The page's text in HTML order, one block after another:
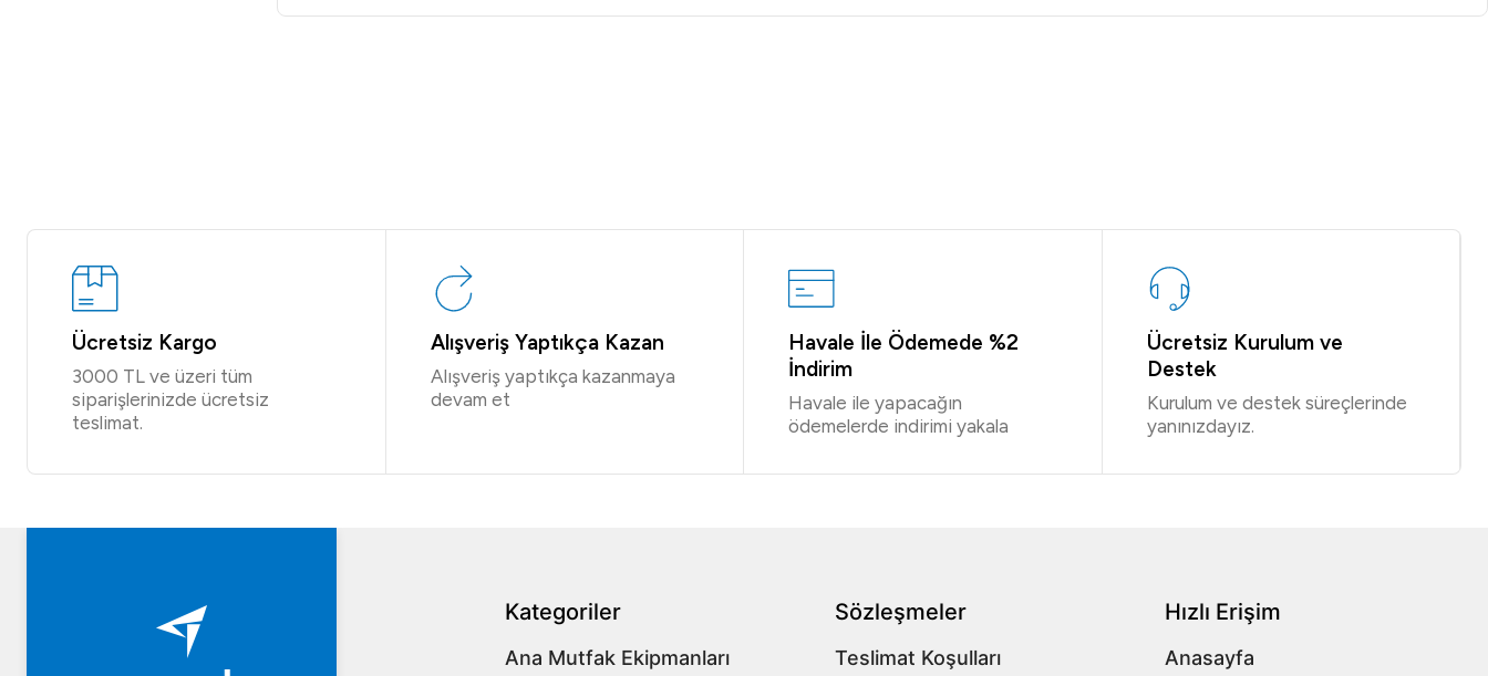
Ücretsiz Kargo
3000 TL ve üzeri tüm
siparişlerinizde ücretsiz
teslimat.
Alışveriş Yaptıkça Kazan
Alışveriş yaptıkça kazanmaya
devam et
Havale İle Ödemede %2
İndirim
Havale ile yapacağın
ödemelerde indirimi yakala
Ücretsiz Kurulum ve
Destek
Kurulum ve destek süreçlerinde
yanınızdayız.
Kategoriler
Ana Mutfak Ekipmanları
Sözleşmeler
Teslimat Koşulları
Hızlı Erişim
Anasayfa